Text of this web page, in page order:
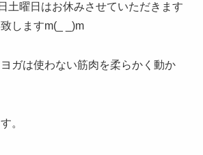
土曜日はお休みさせていただきます
しますm(_ _)m
ガは使わない筋肉を柔らかく動か
。